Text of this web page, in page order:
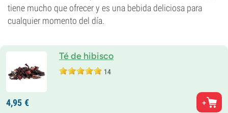
tiene mucho que ofrecer y es una bebida deliciosa para
cualquier momento del día.
Té de hibisco
14
4,95 €